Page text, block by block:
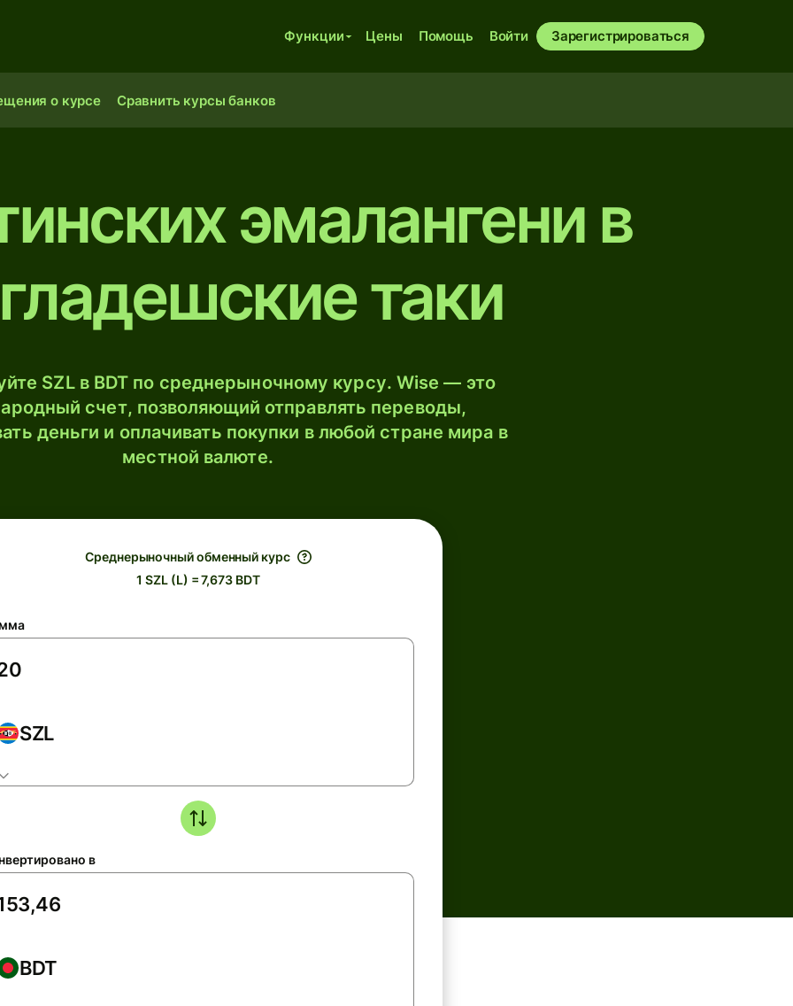
Функции Цены Помощь Войти Зарегистрироваться
о курсе Сравнить курсы банков
эмалангени в
таки
SZL в BDT по среднерыночному курсу. Wise — это
счет, позволяющий отправлять переводы,
деньги и оплачивать покупки в любой стране мира в
местной валюте.
Среднерыночный обменный курс
1 SZL (L) = 7,673 BDT
SZL
в
BDT